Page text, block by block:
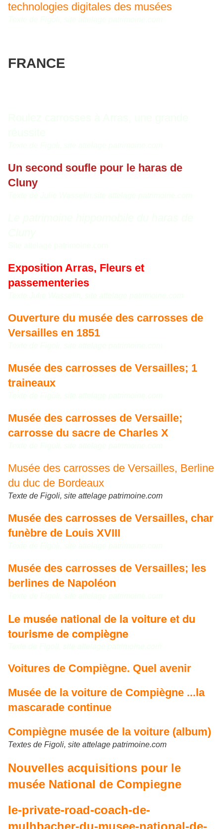
technologies digitales des musées
FRANCE
Un second soufle pour le haras de
Cluny
Exposition Arras, Fleurs et
passementeries
Ouverture du musée des carrosses de
Versailles en 1851
Musée des carrosses de Versailles; 1
traineaux
Musée des carrosses de Versaille;
carrosse du sacre de Charles X
Musée des carrosses de Versailles, Berline
du duc de Bordeaux
Texte de Figoli, site attelage patrimoine.com
Musée des carrosses de Versailles, char
funèbre de Louis XVIII
Musée des carrosses de Versailles; les
berlines de Napoléon
Le musée national de la voiture et du
tourisme de compiègne
Voitures de Compiègne. Quel avenir
Musée de la voiture de Compiègne ...la
mascarade continue
Compiègne musée de la voiture (album)
Textes de Figoli, site attelage patrimoine.com
Nouvelles acquisitions pour le
musée National de Compiegne
le-private-road-coach-de-